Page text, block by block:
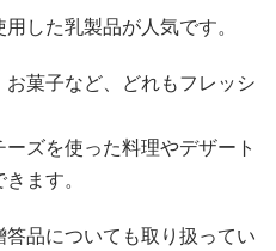
した乳製品が人気です。
菓子など、どれもフレッシ
ズを使った料理やデザート
ます。
品についても取り扱ってい